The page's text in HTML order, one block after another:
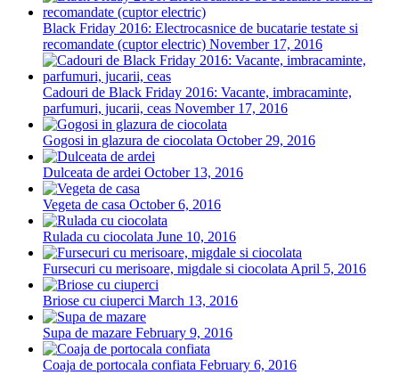
Black Friday 2016: Electrocasnice de bucatarie testate si
recomandate (cuptor electric) November 17, 2016
Cadouri de Black Friday 2016: Vacante, imbracaminte,
parfumuri, jucarii, ceas November 17, 2016
Gogosi in glazura de ciocolata October 29, 2016
Dulceata de ardei October 13, 2016
Vegeta de casa October 6, 2016
Rulada cu ciocolata June 10, 2016
Fursecuri cu merisoare, migdale si ciocolata April 5, 2016
Briose cu ciuperci March 13, 2016
Supa de mazare February 9, 2016
Coaja de portocala confiata February 6, 2016